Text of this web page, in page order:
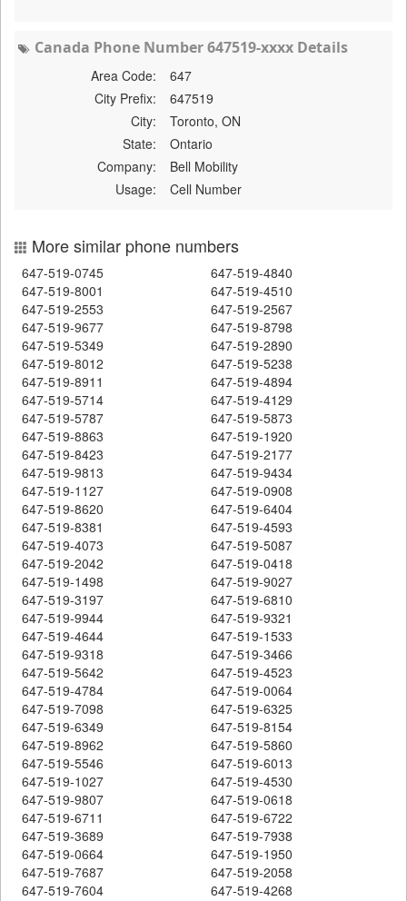
Canada Phone Number 647519-xxxx Details
Area Code:
647
City Prefix:
647519
City:
Toronto, ON
State:
Ontario
Company:
Bell Mobility
Usage:
Cell Number
More similar phone numbers
647-519-0745
647-519-4840
647-519-8001
647-519-4510
647-519-2553
647-519-2567
647-519-9677
647-519-8798
647-519-5349
647-519-2890
647-519-8012
647-519-5238
647-519-8911
647-519-4894
647-519-5714
647-519-4129
647-519-5787
647-519-5873
647-519-8863
647-519-1920
647-519-8423
647-519-2177
647-519-9813
647-519-9434
647-519-1127
647-519-0908
647-519-8620
647-519-6404
647-519-8381
647-519-4593
647-519-4073
647-519-5087
647-519-2042
647-519-0418
647-519-1498
647-519-9027
647-519-3197
647-519-6810
647-519-9944
647-519-9321
647-519-4644
647-519-1533
647-519-9318
647-519-3466
647-519-5642
647-519-4523
647-519-4784
647-519-0064
647-519-7098
647-519-6325
647-519-6349
647-519-8154
647-519-8962
647-519-5860
647-519-5546
647-519-6013
647-519-1027
647-519-4530
647-519-9807
647-519-0618
647-519-6711
647-519-6722
647-519-3689
647-519-7938
647-519-0664
647-519-1950
647-519-7687
647-519-2058
647-519-7604
647-519-4268